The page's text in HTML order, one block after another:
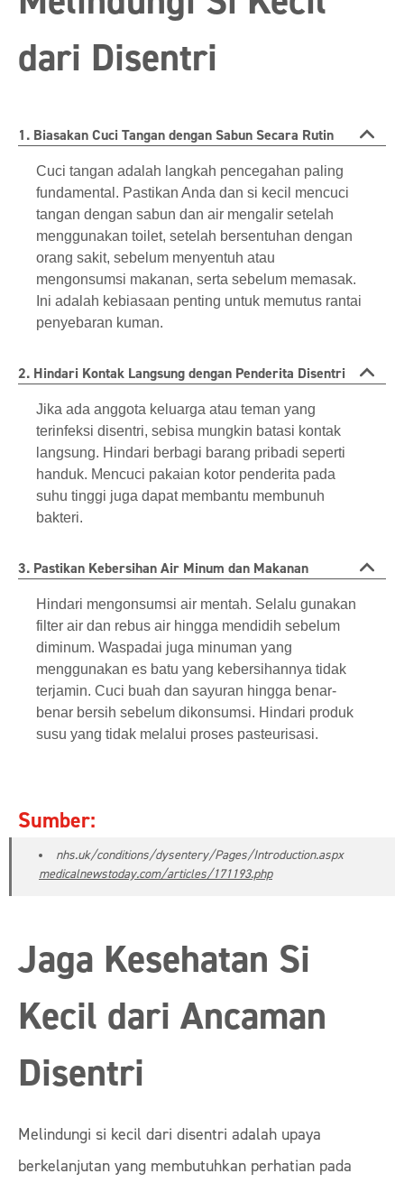
dari Disentri
1. Biasakan Cuci Tangan dengan Sabun Secara Rutin
Cuci tangan adalah langkah pencegahan paling
fundamental. Pastikan Anda dan si kecil mencuci
tangan dengan sabun dan air mengalir setelah
menggunakan toilet, setelah bersentuhan dengan
orang sakit, sebelum menyentuh atau
mengonsumsi makanan, serta sebelum memasak.
Ini adalah kebiasaan penting untuk memutus rantai
penyebaran kuman.
2. Hindari Kontak Langsung dengan Penderita Disentri
Jika ada anggota keluarga atau teman yang
terinfeksi disentri, sebisa mungkin batasi kontak
langsung. Hindari berbagi barang pribadi seperti
handuk. Mencuci pakaian kotor penderita pada
suhu tinggi juga dapat membantu membunuh
bakteri.
3. Pastikan Kebersihan Air Minum dan Makanan
Hindari mengonsumsi air mentah. Selalu gunakan
filter air dan rebus air hingga mendidih sebelum
diminum. Waspadai juga minuman yang
menggunakan es batu yang kebersihannya tidak
terjamin. Cuci buah dan sayuran hingga benar-
benar bersih sebelum dikonsumsi. Hindari produk
susu yang tidak melalui proses pasteurisasi.
Sumber:
nhs.uk/conditions/dysentery/Pages/Introduction.aspx
medicalnewstoday.com/articles/171193.php
Jaga Kesehatan Si
Kecil dari Ancaman
Disentri
Melindungi si kecil dari disentri adalah upaya
berkelanjutan yang membutuhkan perhatian pada